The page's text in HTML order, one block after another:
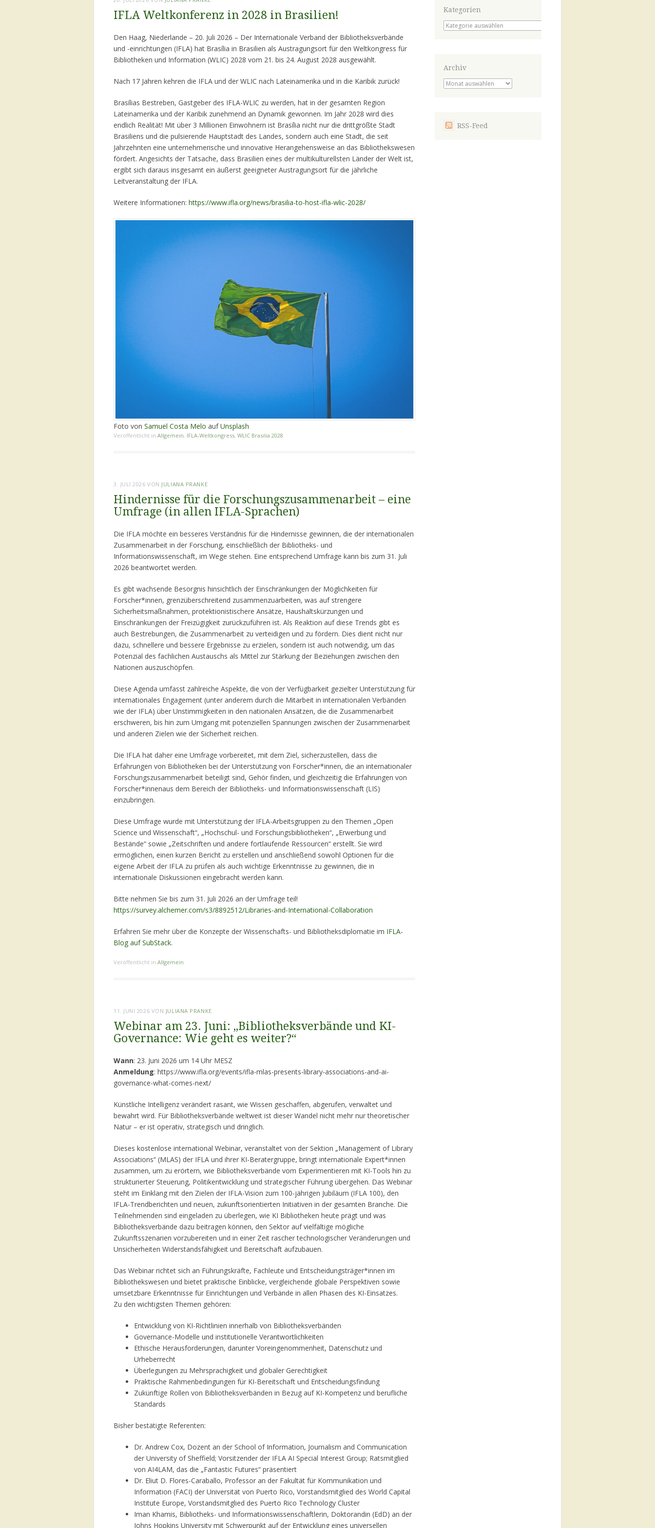
IFLA Weltkonferenz in 2028 in Brasilien!
Den Haag, Niederlande – 20. Juli 2026 – Der Internationale Verband der Bibliotheksverbände
und -einrichtungen (IFLA) hat Brasília in Brasilien als Austragungsort für den Weltkongress für
Bibliotheken und Information (WLIC) 2028 vom 21. bis 24. August 2028 ausgewählt.
Nach 17 Jahren kehren die IFLA und der WLIC nach Lateinamerika und in die Karibik zurück!
Brasílias Bestreben, Gastgeber des IFLA-WLIC zu werden, hat in der gesamten Region
Lateinamerika und der Karibik zunehmend an Dynamik gewonnen. Im Jahr 2028 wird dies
endlich Realität! Mit über 3 Millionen Einwohnern ist Brasília nicht nur die drittgrößte Stadt
Brasiliens und die pulsierende Hauptstadt des Landes, sondern auch eine Stadt, die seit
Jahrzehnten eine unternehmerische und innovative Herangehensweise an das Bibliothekswesen
fördert. Angesichts der Tatsache, dass Brasilien eines der multikulturellsten Länder der Welt ist,
ergibt sich daraus insgesamt ein äußerst geeigneter Austragungsort für die jährliche
Leitveranstaltung der IFLA.
Weitere Informationen: https://www.ifla.org/news/brasilia-to-host-ifla-wlic-2028/
Foto von Samuel Costa Melo aufUnsplash
Veröffentlicht in Allgemein, IFLA-Weltkongress, WLIC Brasilia 2028
3. JULI 2026 VON JULIANA PRANKE
Hindernisse für die Forschungszusammenarbeit – eine
Umfrage (in allen IFLA-Sprachen)
Die IFLA möchte ein besseres Verständnis für die Hindernisse gewinnen, die der internationalen
Zusammenarbeit in der Forschung, einschließlich der Bibliotheks- und
Informationswissenschaft, im Wege stehen. Eine entsprechend Umfrage kann bis zum 31. Juli
2026 beantwortet werden.
Es gibt wachsende Besorgnis hinsichtlich der Einschränkungen der Möglichkeiten für
Forscher*innen, grenzüberschreitend zusammenzuarbeiten, was auf strengere
Sicherheitsmaßnahmen, protektionistischere Ansätze, Haushaltskürzungen und
Einschränkungen der Freizügigkeit zurückzuführen ist. Als Reaktion auf diese Trends gibt es
auch Bestrebungen, die Zusammenarbeit zu verteidigen und zu fördern. Dies dient nicht nur
dazu, schnellere und bessere Ergebnisse zu erzielen, sondern ist auch notwendig, um das
Potenzial des fachlichen Austauschs als Mittel zur Stärkung der Beziehungen zwischen den
Nationen auszuschöpfen.
Diese Agenda umfasst zahlreiche Aspekte, die von der Verfügbarkeit gezielter Unterstützung für
internationales Engagement (unter anderem durch die Mitarbeit in internationalen Verbänden
wie der IFLA) über Unstimmigkeiten in den nationalen Ansätzen, die die Zusammenarbeit
erschweren, bis hin zum Umgang mit potenziellen Spannungen zwischen der Zusammenarbeit
und anderen Zielen wie der Sicherheit reichen.
Die IFLA hat daher eine Umfrage vorbereitet, mit dem Ziel, sicherzustellen, dass die
Erfahrungen von Bibliotheken bei der Unterstützung von Forscher*innen, die an internationaler
Forschungszusammenarbeit beteiligt sind, Gehör finden, und gleichzeitig die Erfahrungen von
Forscher*innenaus dem Bereich der Bibliotheks- und Informationswissenschaft (LIS)
einzubringen.
Diese Umfrage wurde mit Unterstützung der IFLA-Arbeitsgruppen zu den Themen „Open
Science und Wissenschaft“, „Hochschul- und Forschungsbibliotheken“, „Erwerbung und
Bestände“ sowie „Zeitschriften und andere fortlaufende Ressourcen“ erstellt. Sie wird
ermöglichen, einen kurzen Bericht zu erstellen und anschließend sowohl Optionen für die
eigene Arbeit der IFLA zu prüfen als auch wichtige Erkenntnisse zu gewinnen, die in
internationale Diskussionen eingebracht werden kann.
Bitte nehmen Sie bis zum 31. Juli 2026 an der Umfrage teil!
https://survey.alchemer.com/s3/8892512/Libraries-and-International-Collaboration
Erfahren Sie mehr über die Konzepte der Wissenschafts- und Bibliotheksdiplomatie im IFLA-
Blog auf SubStack.
Veröffentlicht in Allgemein
11. JUNI 2026 VON JULIANA PRANKE
Webinar am 23. Juni: „Bibliotheksverbände und KI-
Governance: Wie geht es weiter?“
Wann: 23. Juni 2026 um 14 Uhr MESZ
Anmeldung: https://www.ifla.org/events/ifla-mlas-presents-library-associations-and-ai-
governance-what-comes-next/
Künstliche Intelligenz verändert rasant, wie Wissen geschaffen, abgerufen, verwaltet und
bewahrt wird. Für Bibliotheksverbände weltweit ist dieser Wandel nicht mehr nur theoretischer
Natur – er ist operativ, strategisch und dringlich.
Dieses kostenlose international Webinar, veranstaltet von der Sektion „Management of Library
Associations“ (MLAS) der IFLA und ihrer KI-Beratergruppe, bringt internationale Expert*innen
zusammen, um zu erörtern, wie Bibliotheksverbände vom Experimentieren mit KI-Tools hin zu
strukturierter Steuerung, Politikentwicklung und strategischer Führung übergehen. Das Webinar
steht im Einklang mit den Zielen der IFLA-Vision zum 100-jährigen Jubiläum (IFLA 100), den
IFLA-Trendberichten und neuen, zukunftsorientierten Initiativen in der gesamten Branche. Die
Teilnehmenden sind eingeladen zu überlegen, wie KI Bibliotheken heute prägt und was
Bibliotheksverbände dazu beitragen können, den Sektor auf vielfältige mögliche
Zukunftsszenarien vorzubereiten und in einer Zeit rascher technologischer Veränderungen und
Unsicherheiten Widerstandsfähigkeit und Bereitschaft aufzubauen.
Das Webinar richtet sich an Führungskräfte, Fachleute und Entscheidungsträger*innen im
Bibliothekswesen und bietet praktische Einblicke, vergleichende globale Perspektiven sowie
umsetzbare Erkenntnisse für Einrichtungen und Verbände in allen Phasen des KI-Einsatzes.
Zu den wichtigsten Themen gehören:
Entwicklung von KI-Richtlinien innerhalb von Bibliotheksverbänden
Governance-Modelle und institutionelle Verantwortlichkeiten
Ethische Herausforderungen, darunter Voreingenommenheit, Datenschutz und
Urheberrecht
Überlegungen zu Mehrsprachigkeit und globaler Gerechtigkeit
Praktische Rahmenbedingungen für KI-Bereitschaft und Entscheidungsfindung
Zukünftige Rollen von Bibliotheksverbänden in Bezug auf KI-Kompetenz und berufliche
Standards
Bisher bestätigte Referenten:
Dr. Andrew Cox, Dozent an der School of Information, Journalism and Communication
der University of Sheffield; Vorsitzender der IFLA AI Special Interest Group; Ratsmitglied
von AI4LAM, das die „Fantastic Futures“ präsentiert
Dr. Eliut D. Flores-Caraballo, Professor an der Fakultät für Kommunikation und
Information (FACI) der Universität von Puerto Rico, Vorstandsmitglied des World Capital
Institute Europe, Vorstandsmitglied des Puerto Rico Technology Cluster
Iman Khamis, Bibliotheks- und Informationswissenschaftlerin, Doktorandin (EdD) an der
Johns Hopkins University mit Schwerpunkt auf der Entwicklung eines universellen
Kategorien
Kategorien
Archiv
Archiv
RSS-Feed